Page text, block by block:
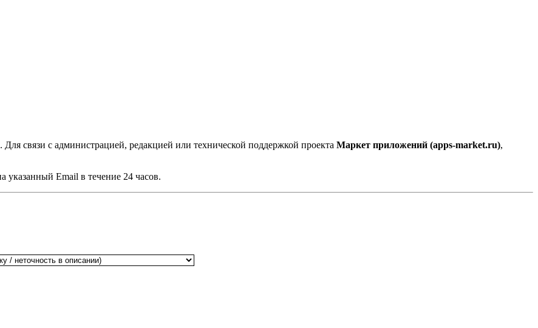
связи с администрацией, редакцией или технической поддержкой проекта Маркет приложений (apps-market.ru),
Email в течение 24 часов.